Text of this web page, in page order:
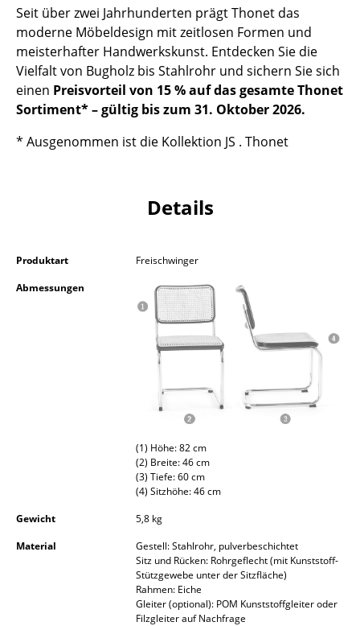
Licht
Hängeleuchten & Deckenleuchten
Tischleuchten
Schreibtischleuchten
Stehleuchten & Leseleuchten
Akkuleuchten
... alle Leuchten
Nachttische & Bettzubehör
Seit über zwei Jahrhunderten prägt Thonet das
moderne Möbeldesign mit zeitlosen Formen und
meisterhafter Handwerkskunst. Entdecken Sie die
Vielfalt von Bugholz bis Stahlrohr und sichern Sie sich
einen Preisvorteil von 15 % auf das gesamte Thonet
Sortiment* – gültig bis zum 31. Oktober 2026.
* Ausgenommen ist die Kollektion JS . Thonet
Details
Produktart
Freischwinger
Abmessungen
(1) Höhe: 82 cm
(2) Breite: 46 cm
(3) Tiefe: 60 cm
(4) Sitzhöhe: 46 cm
Gewicht
5,8 kg
Material
Gestell: Stahlrohr, pulverbeschichtet
Sitz und Rücken: Rohrgeflecht (mit Kunststoff-
Stützgewebe unter der Sitzfläche)
Rahmen: Eiche
Gleiter (optional): POM Kunststoffgleiter oder
Filzgleiter auf Nachfrage